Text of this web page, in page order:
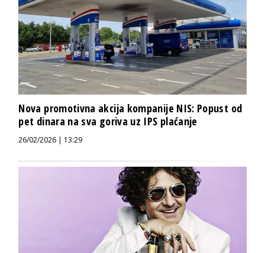
Nova promotivna akcija kompanije NIS: Popust od
pet dinara na sva goriva uz IPS plaćanje
26/02/2026 | 13:29